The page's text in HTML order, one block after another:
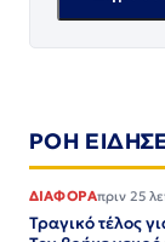
ΡΟΗ
ΔΙΑΦΟΡΑπριν 25
Τραγικό τέλος